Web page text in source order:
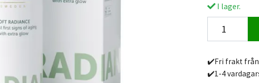
I lager.
✔️Fri frakt från
✔️1-4